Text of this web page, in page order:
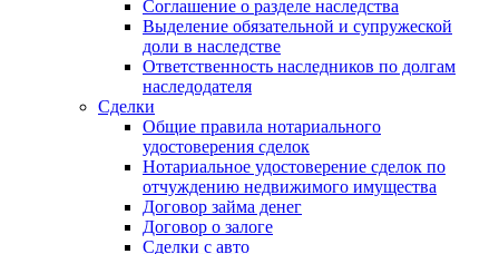
Соглашение о разделе наследства
Выделение обязательной и супружеской
доли в наследстве
Ответственность наследников по долгам
наследодателя
Сделки
Общие правила нотариального
удостоверения сделок
Нотариальное удостоверение сделок по
отчуждению недвижимого имущества
Договор займа денег
Договор о залоге
Сделки с авто